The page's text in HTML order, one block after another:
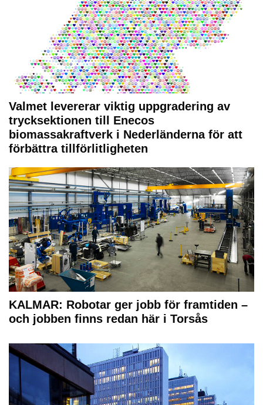
Valmet levererar viktig uppgradering av
trycksektionen till Enecos
biomassakraftverk i Nederländerna för att
förbättra tillförlitligheten
KALMAR: Robotar ger jobb för framtiden –
och jobben finns redan här i Torsås